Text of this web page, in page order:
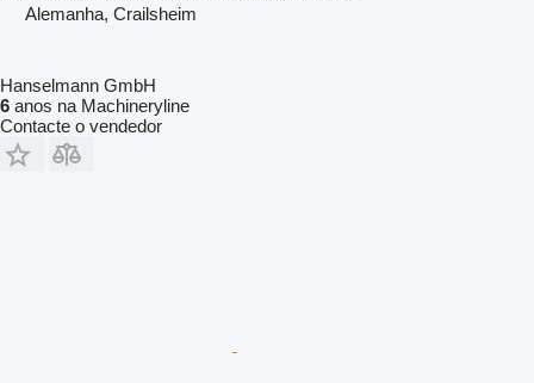
Alemanha, Crailsheim
Hanselmann GmbH
6 anos na Machineryline
Contacte o vendedor